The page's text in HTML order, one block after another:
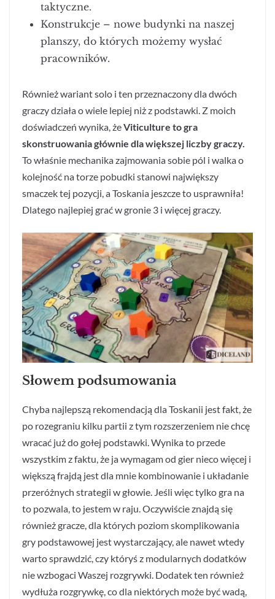
taktyczne.
Konstrukcje – nowe budynki na naszej
planszy, do których możemy wysłać
pracowników.
Również wariant solo i ten przeznaczony dla dwóch
graczy działa o wiele lepiej niż z podstawki. Z moich
doświadczeń wynika, żeViticulture to gra
skonstruowania głównie dla większej liczby graczy.
To właśnie mechanika zajmowania sobie pól i walka o
kolejność na torze pobudki stanowi największy
smaczek tej pozycji, a Toskania jeszcze to usprawniła!
Dlatego najlepiej grać w gronie 3 i więcej graczy.
Słowem podsumowania
Chyba najlepszą rekomendacją dla Toskanii jest fakt, że
po rozegraniu kilku partii z tym rozszerzeniem nie chcę
wracać już do gołej podstawki. Wynika to przede
wszystkim z faktu, że ja wymagam od gier nieco więcej i
większą frajdą jest dla mnie kombinowanie i układanie
przeróżnych strategii w głowie. Jeśli więc tylko gra na
to pozwala, to jestem w raju. Oczywiście znajdą się
również gracze, dla których poziom skomplikowania
gry podstawowej jest wystarczający, ale nawet wtedy
warto sprawdzić, czy któryś z modularnych dodatków
nie wzbogaci Waszej rozgrywki. Dodatek ten również
wydłuża rozgrywkę, co dla niektórych może być wadą,